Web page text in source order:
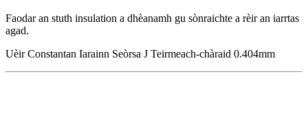
Faodar an stuth insulation a dhèanamh gu sònraichte a rèir an iarrtas
agad.
Uèir Constantan Iarainn Seòrsa J Teirmeach-chàraid 0.404mm